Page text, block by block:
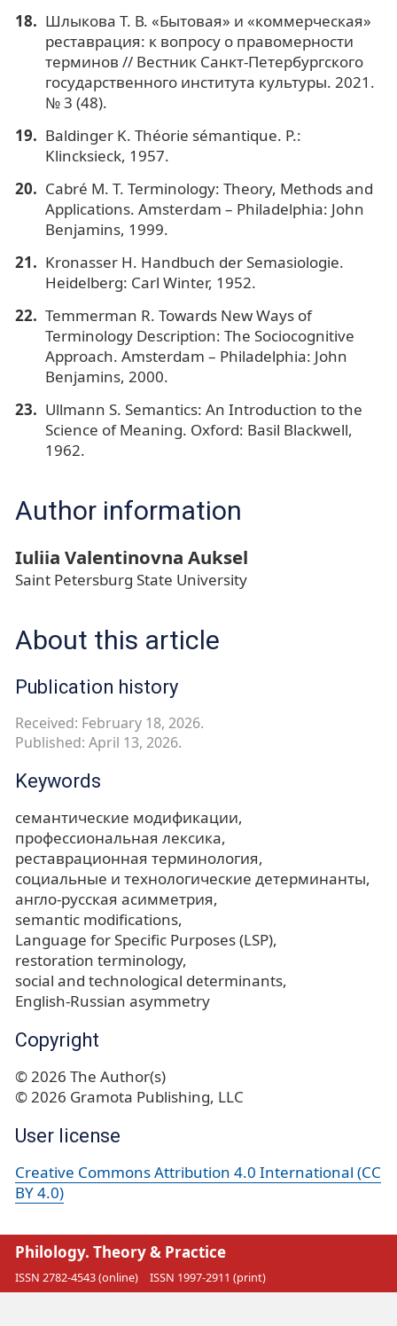
Шлыкова Т. В. «Бытовая» и «коммерческая»
реставрация: к вопросу о правомерности
терминов // Вестник Санкт-Петербургского
государственного института культуры. 2021.
№ 3 (48).
Baldinger K. Théorie sémantique. P.:
Klincksieck, 1957.
Cabré M. T. Terminology: Theory, Methods and
Applications. Amsterdam – Philadelphia: John
Benjamins, 1999.
Kronasser H. Handbuch der Semasiologie.
Heidelberg: Carl Winter, 1952.
Temmerman R. Towards New Ways of
Terminology Description: The Sociocognitive
Approach. Amsterdam – Philadelphia: John
Benjamins, 2000.
Ullmann S. Semantics: An Introduction to the
Science of Meaning. Oxford: Basil Blackwell,
1962.
Author information
Iuliia Valentinovna Auksel
Saint Petersburg State University
About this article
Publication history
Received: February 18, 2026.
Published: April 13, 2026.
Keywords
семантические модификации
профессиональная лексика
реставрационная терминология
социальные и технологические детерминанты
англо-русская асимметрия
semantic modifications
Language for Specific Purposes (LSP)
restoration terminology
social and technological determinants
English-Russian asymmetry
Copyright
© 2026 The Author(s)
© 2026 Gramota Publishing, LLC
User license
Creative Commons Attribution 4.0 International (CC
BY 4.0)
Philology. Theory & Practice
ISSN 2782-4543 (online) ISSN 1997-2911 (print)